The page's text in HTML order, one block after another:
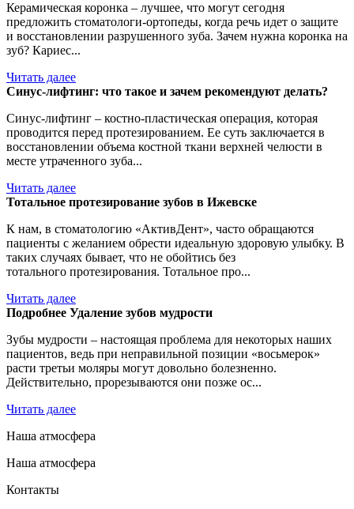
Керамическая коронка – лучшее, что могут сегодня
предложить стоматологи-ортопеды, когда речь идет о защите
и восстановлении разрушенного зуба. Зачем нужна коронка на
зуб? Кариес...
Читать далее
Синус-лифтинг: что такое и зачем рекомендуют делать?
Синус-лифтинг – костно-пластическая операция, которая
проводится перед протезированием. Ее суть заключается в
восстановлении объема костной ткани верхней челюсти в
месте утраченного зуба...
Читать далее
Тотальное протезирование зубов в Ижевске
К нам, в стоматологию «АктивДент», часто обращаются
пациенты с желанием обрести идеальную здоровую улыбку. В
таких случаях бывает, что не обойтись без
тотального протезирования. Тотальное про...
Читать далее
Подробнее Удаление зубов мудрости
Зубы мудрости – настоящая проблема для некоторых наших
пациентов, ведь при неправильной позиции «восьмерок»
расти третьи моляры могут довольно болезненно.
Действительно, прорезываются они позже ос...
Читать далее
Наша атмосфера
Наша атмосфера
Контакты